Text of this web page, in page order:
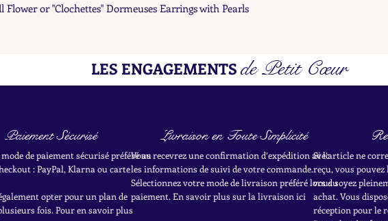
Aperçu rapide
Flower or "Clochettes" Dormeuses Earrings with Pearls
LES ENGAGEMENTSde Petit Cœur
Paiement Sécurisé
de paiement sécurisé préféré au
: PayPal, Klarna ou carte
opter pour un plan de
fois. Pour en savoir plus
Livraison en Toute Simplicité
Vous recevrez une confirmation d’expédition avec
les informations de suivi de votre commande.
Sélectionnez votre mode de livraison préféré lors du
paiement. En savoir plus sur la livraison ici
Si l’article ne
reçu, vous
vous soyez
achat. Vous
réception pour le